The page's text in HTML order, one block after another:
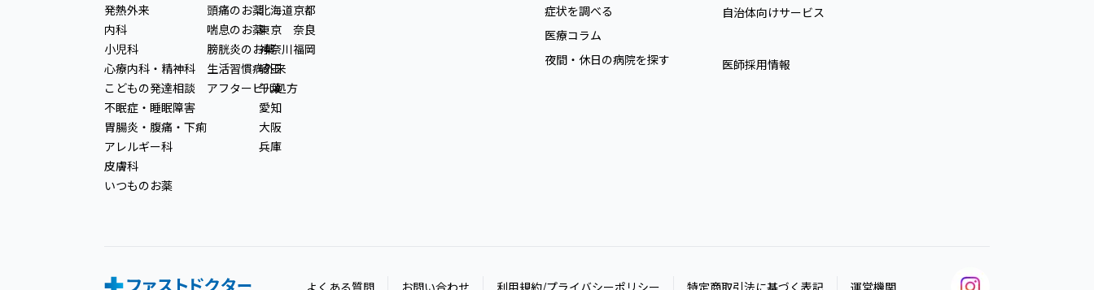
発熱外来
内科
小児科
心療内科・精神科
こどもの発達相談
不眠症・睡眠障害
胃腸炎・腹痛・下痢
アレルギー科
皮膚科
いつものお薬
頭痛のお薬
喘息のお薬
膀胱炎のお薬
生活習慣病外来
アフターピル処方
北海道
東京
神奈川
埼玉
千葉
愛知
大阪
兵庫
京都
奈良
福岡
症状を調べる
医療コラム
夜間・休日の病院を探す
自治体向けサービス
医師採用情報
よくある質問 お問い合わせ 利用規約/プライバシーポリシー 特定商取引法に基づく表記 運営機関